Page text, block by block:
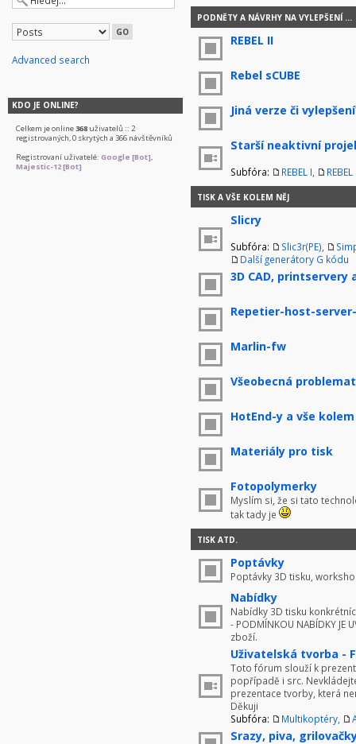
Advanced search
KDO JE ONLINE?
Celkem je online368 uživatelů :: 2
registrovaných, 0 skrytých a 366 návštěvníků
Registrovaní uživatelé: Google [Bot],
Majestic-12 [Bot]
PODNĚTY A NÁVRHY NA VYLEPŠENÍ ...
REBEL II
Rebel sCUBE
Jiná verze či
Starší neaktivní
Subfóra: REBEL I REBEL
TISK A VŠE KOLEM NĚJ
Slicry
Subfóra: Slic3r(PE)
Další generátory G kódu
3D CAD, printservery
Repetier-host-
Marlin-fw
Všeobecná
HotEnd-y a vše kolem
Materiály pro tisk
Fotopolymerky
Myslím si, že si tato
tak tady je
TISK ATD.
Poptávky
Poptávky 3D tisku,
Nabídky
Nabídky 3D tisku
- PODMÍNKOU NABÍDKY JE
zboží.
Uživatelská tvorba -
Toto fórum slouží k
popřípadě i src.
prezentace tvorby, která
Děkuji
Subfóra:
Multikoptéry
Srazy, piva,